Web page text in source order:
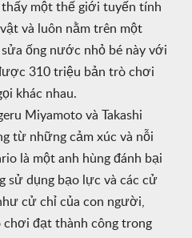
một thế giới tuyến tính
và luôn nằm trên một
ống nước nhỏ bé này với
310 triệu bản trò chơi
khác nhau.
Miyamoto và Takashi
từ những cảm xúc và nỗi
là một anh hùng đánh bại
sử dụng bạo lực và các cử
cử chỉ của con người,
chơi đạt thành công trong